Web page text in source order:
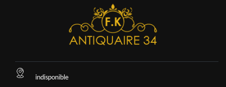
indisponible